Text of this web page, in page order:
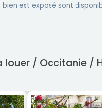
est exposé sont
louer / Occitanie /